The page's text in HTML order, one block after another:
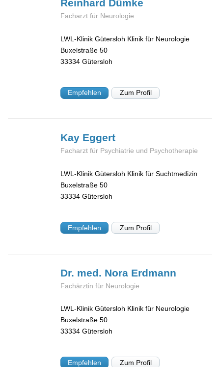
Reinhard Dümke
Facharzt für Neurologie
LWL-Klinik Gütersloh Klinik für Neurologie
Buxelstraße 50
33334 Gütersloh
Empfehlen Zum Profil
Kay Eggert
Facharzt für Psychiatrie und Psychotherapie
LWL-Klinik Gütersloh Klinik für Suchtmedizin
Buxelstraße 50
33334 Gütersloh
Empfehlen Zum Profil
Dr. med. Nora Erdmann
Fachärztin für Neurologie
LWL-Klinik Gütersloh Klinik für Neurologie
Buxelstraße 50
33334 Gütersloh
Empfehlen Zum Profil